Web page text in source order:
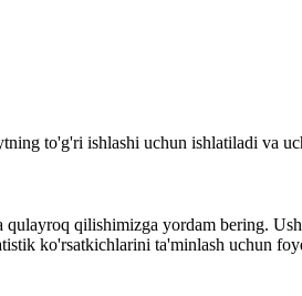
to'g'ri ishlashi uchun ishlatiladi va
qilishimizga yordam bering.
ko'rsatkichlarini ta'minlash uchun